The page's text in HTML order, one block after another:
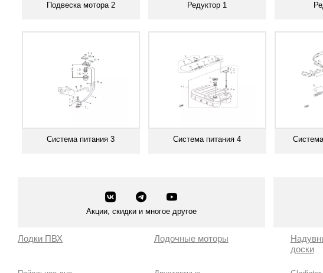
Подвеска мотора 2 Редуктор 1
Система питания 3 Система питания 4
Акции, скидки и многое другое
Лодки ПВХ Лодочные моторы
доски